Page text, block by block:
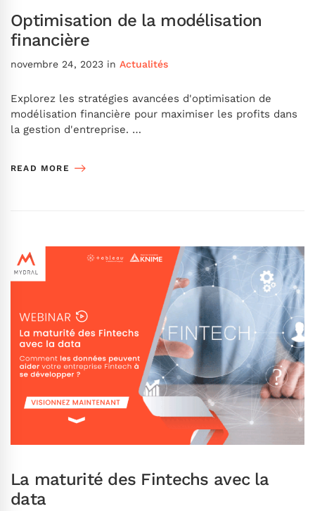
Optimisation de la modélisation
financière
novembre 24, 2023 in Actualités
Explorez les stratégies avancées d'optimisation de
modélisation financière pour maximiser les profits dans
la gestion d'entreprise. …
READ MORE
La maturité des Fintechs avec la
data